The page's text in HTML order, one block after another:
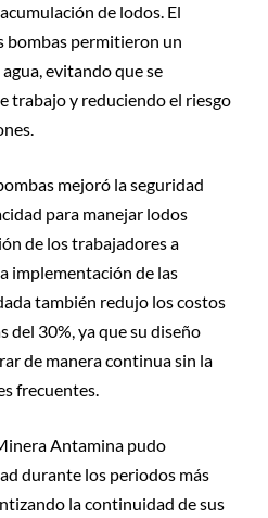
de lodos. El
bombas permitieron un
evitando que se
trabajo y reduciendo el riesgo
mejoró la seguridad
para manejar lodos
de los trabajadores a
implementación de las
también redujo los costos
del 30%, ya que su diseño
de manera continua sin la
frecuentes.
Antamina pudo
durante los periodos más
la continuidad de sus